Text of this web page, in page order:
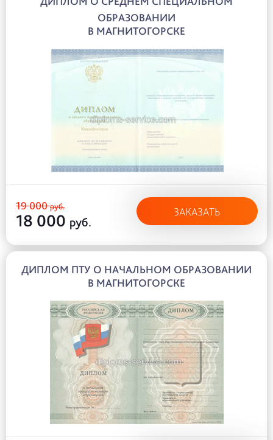
ОБРАЗОВАНИИ
В МАГНИТОГОРСКЕ
19 000руб.
18 000 руб.
ЗАКАЗАТЬ
ДИПЛОМ ПТУ О НАЧАЛЬНОМ ОБРАЗОВАНИИ
В МАГНИТОГОРСКЕ